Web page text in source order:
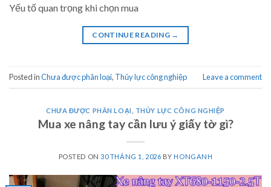
Yếu tố quan trọng khi chọn mua
CONTINUE READING →
Posted inChưa được phân loại, Thủy lực công nghiệp Leave a comment
CHƯA ĐƯỢC PHÂN LOẠI THỦY LỰC CÔNG NGHIỆP
Mua xe nâng tay cần lưu ý giấy tờ gì?
POSTED ON30 THÁNG 1, 2026 BYHONGANH